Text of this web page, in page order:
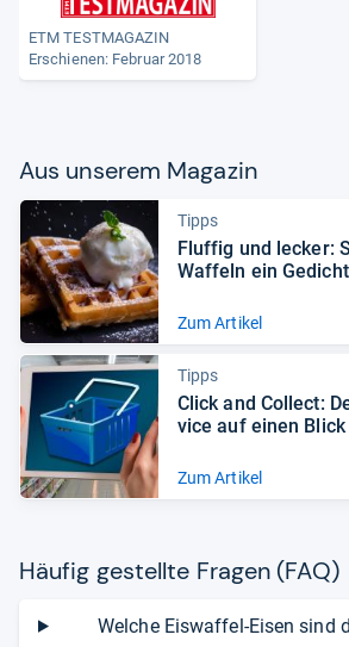
ETM TESTMAGAZIN
Erschienen: Februar 2018
Aus unse­rem Maga­zin
Tipps
Fluf­fig und lecker:
Waf­feln ein Gedicht
Zum Artikel
Tipps
Click and Col­lect:
vice auf einen Blick
Zum Artikel
Häu­fig gestellte Fra­gen (FAQ)
Welche Eiswaffel-Eisen sind